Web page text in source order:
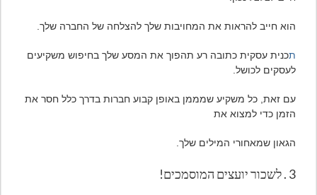
הוא חייב להראות את המחויבות שלך להצלחה של החברה שלך.
תכנית עסקית כתובה רע תהפוך את המסע שלך בחיפוש משקיעים
לעסקים לכושל.
עם זאת, כל משקיע שמממן באופן קבוע חברות בדרך כלל חסר את
הזמן כדי למצוא את
הגאון שמאחורי המילים שלך.
3 . לשכור יועצים המוסמכים!